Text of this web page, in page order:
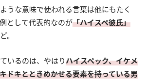
うな意味で使われる言葉は他にもたく
として代表的なのが「ハイスペ彼氏」
。
いるのは、やはりハイスペック、イケメ
ドキとときめかせる要素を持っている男